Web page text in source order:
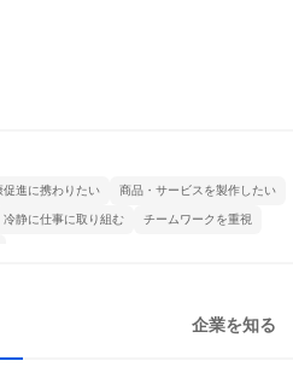
促進に携わりたい 商品・サービスを製作したい
冷静に仕事に取り組む チームワークを重視
企業を知る